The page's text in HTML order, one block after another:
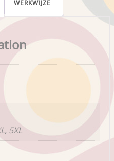
WERKWIJZE
5XL